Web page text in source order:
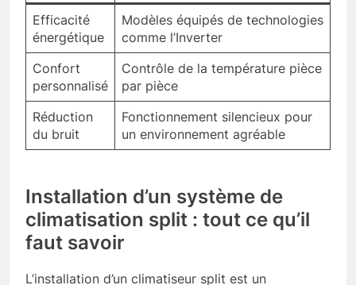
Efficacité
énergétique
Modèles équipés de technologies
comme l’Inverter
Confort
personnalisé
Contrôle de la température pièce
par pièce
Réduction
du bruit
Fonctionnement silencieux pour
un environnement agréable
Installation d’un système de
climatisation split : tout ce qu’il
faut savoir
L’installation d’un climatiseur split est un